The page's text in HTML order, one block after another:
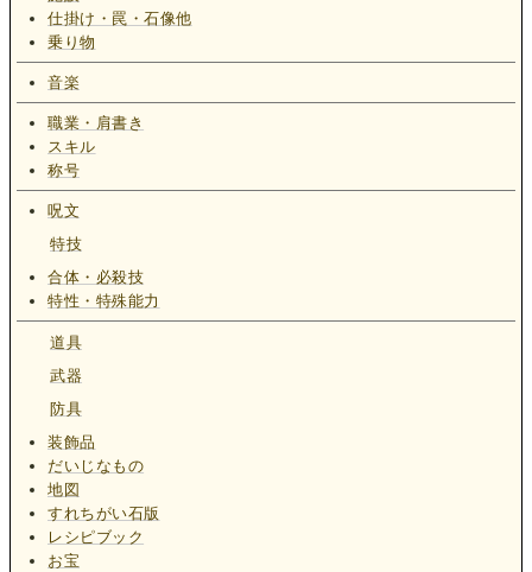
仕掛け・罠・石像他
乗り物
音楽
職業・肩書き
スキル
称号
呪文
特技
合体・必殺技
特性・特殊能力
道具
武器
防具
装飾品
だいじなもの
地図
すれちがい石版
レシピブック
お宝